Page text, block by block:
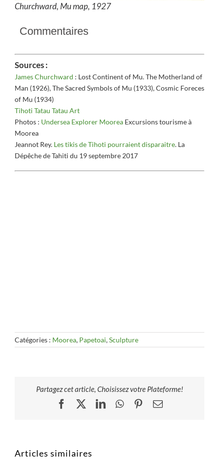
Churchward, Mu map, 1927
Commentaires
Sources :
James Churchward : Lost Continent of Mu. The Motherland of
Man (1926), The Sacred Symbols of Mu (1933), Cosmic Foreces
of Mu (1934)
Tihoti Tatau Tatau Art
Photos : Undersea Explorer Moorea Excursions tourisme à
Moorea
Jeannot Rey. Les tikis de Tihoti pourraient disparaitre. La
Dépêche de Tahiti du 19 septembre 2017
Catégories : Moorea, Papetoai,Sculpture
Partagez cet article, Choisissez votre Plateforme!
Facebook
X LinkedInWhatsApp
Pinterest
Email
Articles similaires